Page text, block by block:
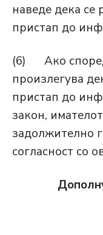
наведе дека се
пристап до
(6) Ако
произлегува
пристап до
закон,
задолжително
согласност со